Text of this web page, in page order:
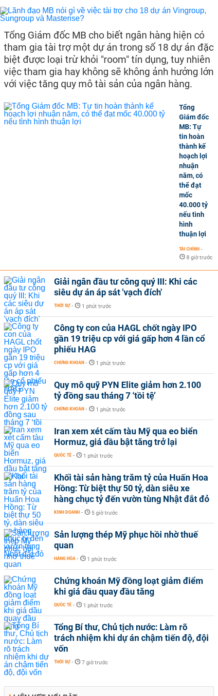
Tổng Giám đốc MB cho biết ngân hàng hiện có
tham gia tài trợ một dự án trong số 18 dự án đặc
biệt được loại trừ khỏi "room" tín dụng, tuy nhiên
việc tham gia hay không sẽ không ảnh hưởng lớn
với việc tăng quy mô tài sản của ngân hàng.
Tổng
Giám đốc
MB: Tự
tin hoàn
thành kế
hoạch lợi
nhuận
năm, có
thể đạt
mốc
40.000 tỷ
nếu tình
hình
thuận lợi
TÀI CHÍNH -
8 giờ trước
Giải ngân đầu tư công quý III: Khi các
siêu dự án áp sát 'vạch đích'
THỜI SỰ - 1 phút trước
Công ty con của HAGL chốt ngày IPO
gần 19 triệu cp với giá gấp hơn 4 lần cổ
phiếu HAG
CHỨNG KHOÁN - 1 phút trước
Quy mô quỹ PYN Elite giảm hơn 2.100
tỷ đồng sau tháng 7 ‘tồi tệ’
CHỨNG KHOÁN - 1 phút trước
Iran xem xét cấm tàu Mỹ qua eo biển
Hormuz, giá dầu bật tăng trở lại
QUỐC TẾ - 1 phút trước
Khối tài sản hàng trăm tỷ của Huấn Hoa
Hồng: Từ biệt thự 50 tỷ, dàn siêu xe
hàng chục tỷ đến vườn tùng Nhật đắt đỏ
KINH DOANH - 5 giờ trước
Sản lượng thép Mỹ phục hồi nhờ thuế
quan
HÀNG HÓA - 1 phút trước
Chứng khoán Mỹ đồng loạt giảm điểm
khi giá dầu quay đầu tăng
QUỐC TẾ - 1 phút trước
Tổng Bí thư, Chủ tịch nước: Làm rõ
trách nhiệm khi dự án chậm tiến độ, đội
vốn
THỜI SỰ - 7 giờ trước